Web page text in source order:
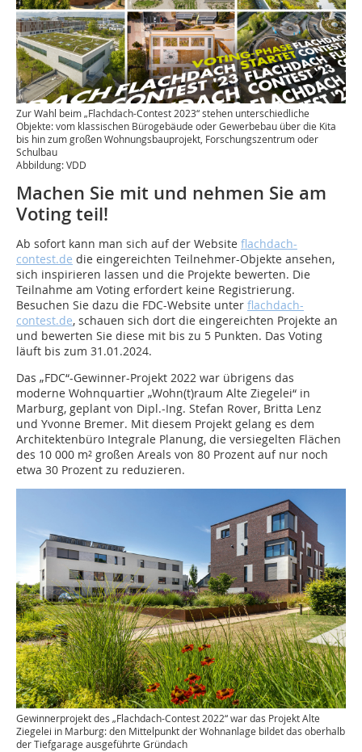
Zur Wahl beim „Flachdach-Contest 2023“ stehen unterschiedliche
Objekte: vom klassischen Bürogebäude oder Gewerbebau über die Kita
bis hin zum großen Wohnungsbauprojekt, Forschungszentrum oder
Schulbau
Abbildung: VDD
Machen Sie mit und nehmen Sie am
Voting teil!
Ab sofort kann man sich auf der Website flachdach-
contest.de die eingereichten Teilnehmer-Objekte ansehen,
sich inspirieren lassen und die Projekte bewerten. Die
Teilnahme am Voting erfordert keine Registrierung.
Besuchen Sie dazu die FDC-Website unter flachdach-
contest.de, schauen sich dort die eingereichten Projekte an
und bewerten Sie diese mit bis zu 5 Punkten. Das Voting
läuft bis zum 31.01.2024.
Das „FDC“-Gewinner-Projekt 2022 war übrigens das
moderne Wohnquartier „Wohn(t)raum Alte Ziegelei“ in
Marburg, geplant von Dipl.-Ing. Stefan Rover, Britta Lenz
und Yvonne Bremer. Mit diesem Projekt gelang es dem
Architektenbüro Integrale Planung, die versiegelten Flächen
des 10 000 m² großen Areals von 80 Prozent auf nur noch
etwa 30 Prozent zu reduzieren.
Gewinnerprojekt des „Flachdach-Contest 2022“ war das Projekt Alte
Ziegelei in Marburg: den Mittelpunkt der Wohnanlage bildet das oberhalb
der Tiefgarage ausgeführte Gründach